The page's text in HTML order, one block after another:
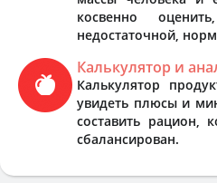
косвенно
недостаточной,
Калькулятор и
Калькулятор
увидеть плюсы и
составить рацион,
сбалансирован.